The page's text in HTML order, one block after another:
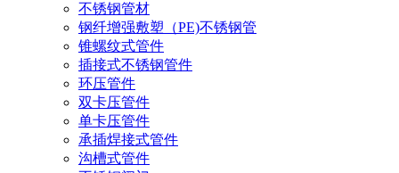
不锈钢管材
钢纤增强敷塑（PE)不锈钢管
锥螺纹式管件
插接式不锈钢管件
环压管件
双卡压管件
单卡压管件
承插焊接式管件
沟槽式管件